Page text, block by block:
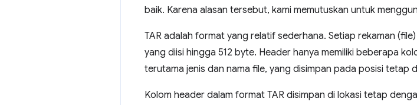
baik. Karena alasan tersebut, kami memutuskan untuk
TAR adalah format yang relatif sederhana. Setiap rekaman
yang diisi hingga 512 byte. Header hanya memiliki beberapa
terutama jenis dan nama file, yang disimpan pada posisi tetap
Kolom header dalam format TAR disimpan di lokasi tetap